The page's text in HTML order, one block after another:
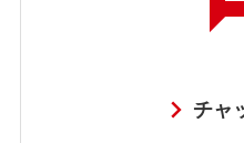
チャ